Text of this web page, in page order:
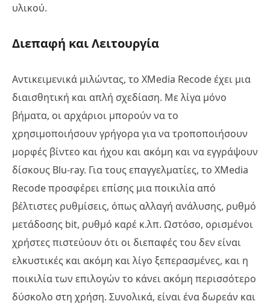
υλικού.
Διεπαφή και Λειτουργία
Αντικειμενικά μιλώντας, το XMedia Recode έχει μια
διαισθητική και απλή σχεδίαση. Με λίγα μόνο
βήματα, οι αρχάριοι μπορούν να το
χρησιμοποιήσουν γρήγορα για να τροποποιήσουν
μορφές βίντεο και ήχου και ακόμη και να εγγράψουν
δίσκους Blu-ray. Για τους επαγγελματίες, το XMedia
Recode προσφέρει επίσης μια ποικιλία από
βέλτιστες ρυθμίσεις, όπως αλλαγή ανάλυσης, ρυθμό
μετάδοσης bit, ρυθμό καρέ κ.λπ. Ωστόσο, ορισμένοι
χρήστες πιστεύουν ότι οι διεπαφές του δεν είναι
ελκυστικές και ακόμη και λίγο ξεπερασμένες, και η
ποικιλία των επιλογών το κάνει ακόμη περισσότερο
δύσκολο στη χρήση. Συνολικά, είναι ένα δωρεάν και